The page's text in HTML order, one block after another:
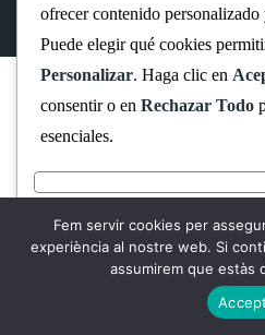
ofrecer contenido
Puede elegir qué cookies
Personalizar. Haga clic en
consentir o en Rechazar Todo
esenciales.
ACEPTAR
Desarrollado por
Fem servir cookies per
experiència al nostre web. Si
assumirem que estàs